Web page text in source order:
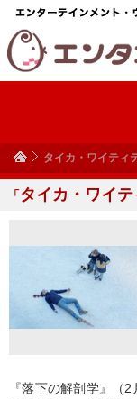
タイカ・ワイティ
「タイカ・ワイ
『落下の解剖学』